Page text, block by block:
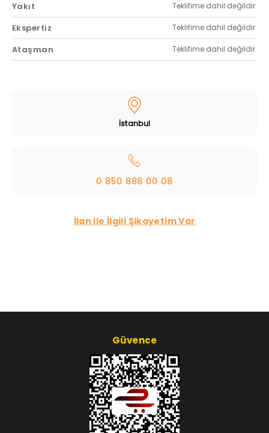
Yakıt Teklifime dahil değildir.
Ekspertiz Teklifime dahil değildir.
Ataşman Teklifime dahil değildir.
İstanbul
0 850 888 00 08
İlan ile İlgili Şikayetim Var
Güvence